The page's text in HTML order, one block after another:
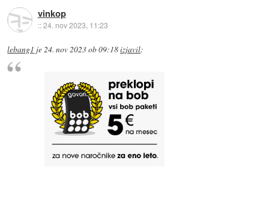
vinkop
::24. nov 2023, 11:23
lebang1 je24. nov 2023 ob 09:18izjavil: